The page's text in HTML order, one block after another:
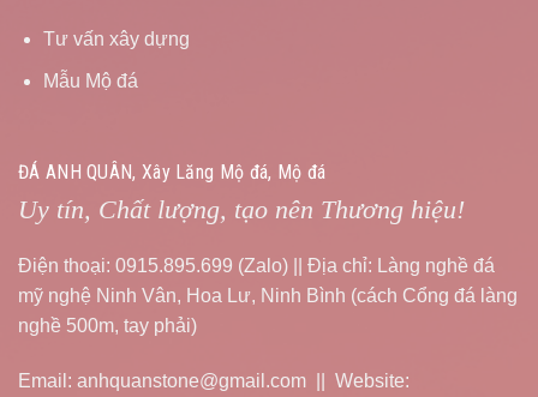
Tư vấn xây dựng
Mẫu Mộ đá
ĐÁ ANH QUÂN, Xây Lăng Mộ đá, Mộ đá
Uy tín, Chất lượng, tạo nên Thương hiệu!
Điện thoại: 0915.895.699 (Zalo) || Địa chỉ: Làng nghề đá
mỹ nghệ Ninh Vân, Hoa Lư, Ninh Bình (cách Cổng đá làng
nghề 500m, tay phải)
Email: anhquanstone@gmail.com || Website: